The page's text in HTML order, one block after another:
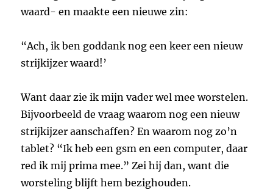
waard- en maakte een nieuwe zin:
“Ach, ik ben goddank nog een keer een nieuw
strijkijzer waard!’
Want daar zie ik mijn vader wel mee worstelen.
Bijvoorbeeld de vraag waarom nog een nieuw
strijkijzer aanschaffen? En waarom nog zo’n
tablet? “Ik heb een gsm en een computer, daar
red ik mij prima mee.” Zei hij dan, want die
worsteling blijft hem bezighouden.